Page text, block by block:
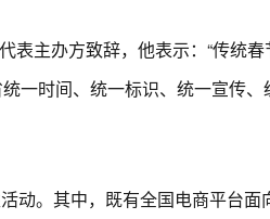
主办方致辞，他表示：“传统
一时间、统一标识、统一宣传
。其中，既有全国电商平台面